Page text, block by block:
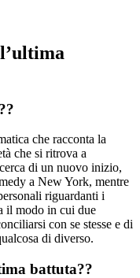
che racconta la
che si ritrova a
di un nuovo inizio,
a New York, mentre
riguardanti i
il modo in cui due
con se stesse e di
di diverso.
battuta??